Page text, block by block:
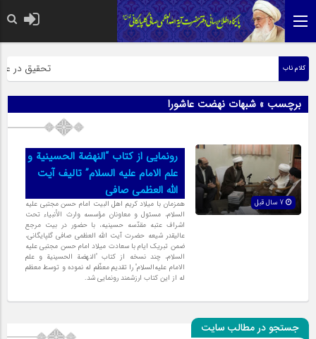
کلام ناب تحقیق در
برچسب » شبهات نهضت عاشورا
رونمایی از کتاب “النهضة الحسینیة و
علم الامام علیه السلام” تالیف آیت
الله العظمی صافی
همزمان با میلاد کریم اهل البیت امام حسن مجتبی علیه‌
السلام، مسئول و معاونان مؤسسه وارث الأنبیاء تحت
اشراف عتبه مقدّسه حسینیه، با حضور در بیت مرجع
عالیقدر شیعه حضرت آیت الله العظمی صافی گلپایگانی،
ضمن تبریک ایام با سعادت میلاد امام حسن مجتبی علیه‌
السلام، چند نسخه از کتاب "النهضة الحسینیة و علم
الامام علیه‌السلام" را تقدیم معظّم له نموده و توسط معظم
له از این کتاب ارزشمند رونمایی شد.
جستجو در مطالب سایت